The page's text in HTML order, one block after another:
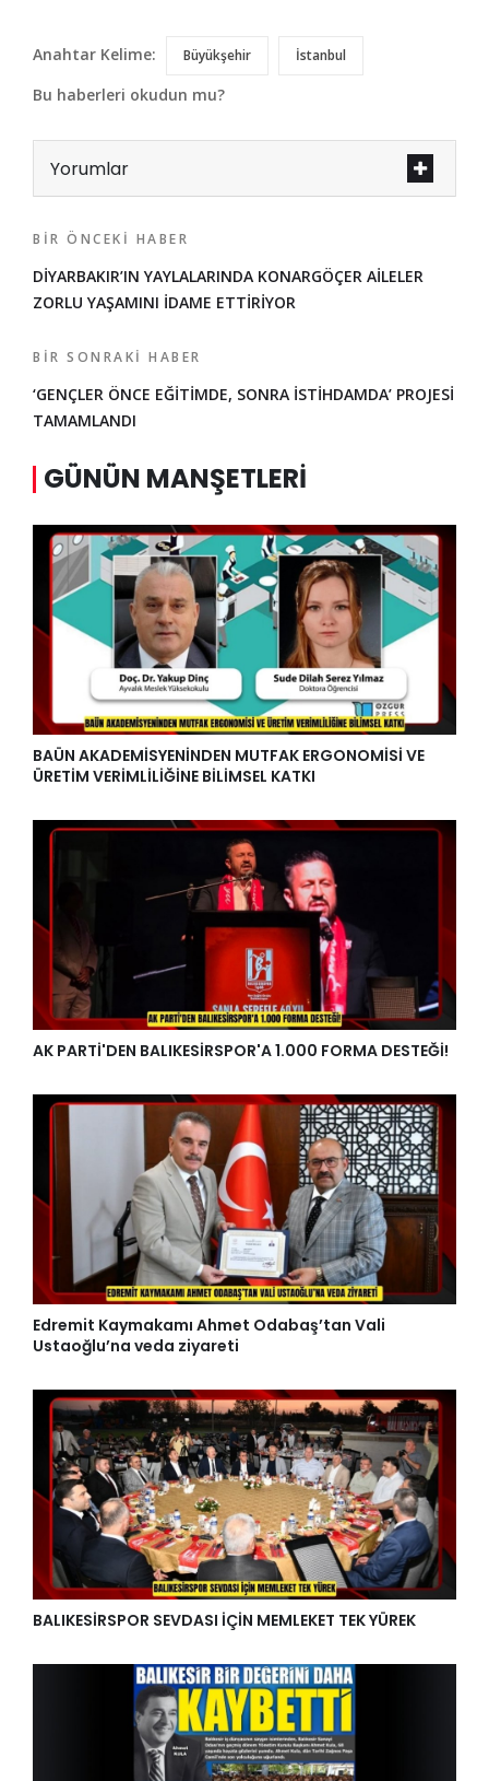
Anahtar Kelime: Büyükşehir İstanbul
Bu haberleri okudun mu?
Yorumlar
BIR ÖNCEKI HABER
DİYARBAKIR’IN YAYLALARINDA KONARGÖÇER AİLELER
ZORLU YAŞAMINI İDAME ETTİRİYOR
BIR SONRAKI HABER
‘GENÇLER ÖNCE EĞİTİMDE, SONRA İSTİHDAMDA’ PROJESİ
TAMAMLANDI
GÜNÜN MANŞETLERI
BAÜN AKADEMİSYENİNDEN MUTFAK ERGONOMİSİ VE
ÜRETİM VERİMLİLİĞİNE BİLİMSEL KATKI
AK PARTİ'DEN BALIKESİRSPOR'A 1.000 FORMA DESTEĞİ!
Edremit Kaymakamı Ahmet Odabaş’tan Vali
Ustaoğlu’na veda ziyareti
BALIKESİRSPOR SEVDASI İÇİN MEMLEKET TEK YÜREK